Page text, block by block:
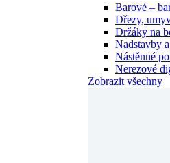
Barové –
Dřezy,
Držáky na
Nadstavby
Nástěnné
Nerezové
Zobrazit všechny